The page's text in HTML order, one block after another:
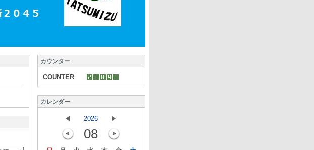
カウンター
COUNTER
カレンダー
2026
08